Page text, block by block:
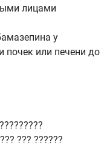
лицами
у
почек или печени до
??? ??????